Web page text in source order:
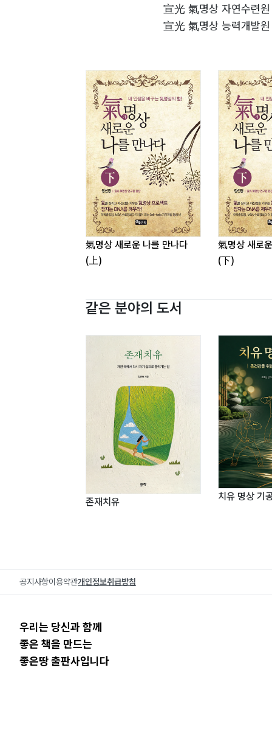
宣光 氣명상 자연수련원
宣光 氣명상 능력개발원
氣명상 새로운 나를 만나다
(上)
氣명상 새로
(下)
같은 분야의 도서
존재치유
치유 명상 기
공지사항이용약관개인정보취급방침
우리는 당신과 함께
좋은 책을 만드는
좋은땅 출판사입니다